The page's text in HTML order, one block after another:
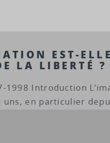
EST-
LA LIBERTÉ ?
1998 Introduction
uns, en particulier